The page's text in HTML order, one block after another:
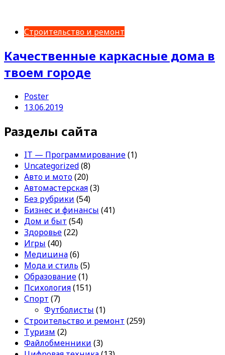
Строительство и ремонт
Качественные каркасные дома в
твоем городе
Poster
13.06.2019
Разделы сайта
IT — Программирование(1)
Uncategorized(8)
Авто и мото(20)
Автомастерская(3)
Без рубрики (54)
Бизнес и финансы (41)
Дом и быт (54)
Здоровье(22)
Игры (40)
Медицина(6)
Мода и стиль (5)
Образование(1)
Психология(151)
Спорт (7)
Футболисты (1)
Строительство и ремонт (259)
Туризм (2)
Файлобменники (3)